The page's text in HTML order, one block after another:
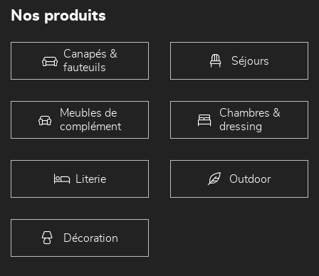
Nos produits
Canapés &
fauteuils
Séjours
Meubles de
complément
Chambres &
dressing
Literie Outdoor
Décoration